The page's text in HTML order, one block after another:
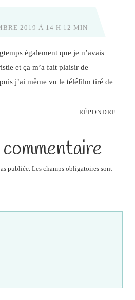
2019 À 14 H 12 MIN
également que je n’avais
et ça m’a fait plaisir de
j’ai même vu le téléfilm tiré de
RÉPONDRE
publiée. Les champs obligatoires sont